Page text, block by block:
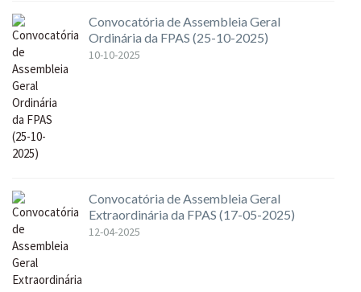
Convocatória de Assembleia Geral
Ordinária da FPAS (25-10-2025)
10-10-2025
Convocatória de Assembleia Geral
Extraordinária da FPAS (17-05-2025)
12-04-2025